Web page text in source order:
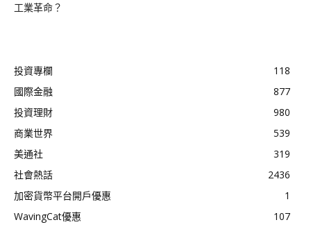
工業革命？
投資專欄
118
國際金融
877
投資理財
980
商業世界
539
美通社
319
社會熱話
2436
加密貨幣平台開戶優惠
1
WavingCat優惠
107